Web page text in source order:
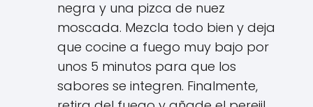
negra y una pizca de nuez
moscada. Mezcla todo bien y deja
que cocine a fuego muy bajo por
unos 5 minutos para que los
sabores se integren. Finalmente,